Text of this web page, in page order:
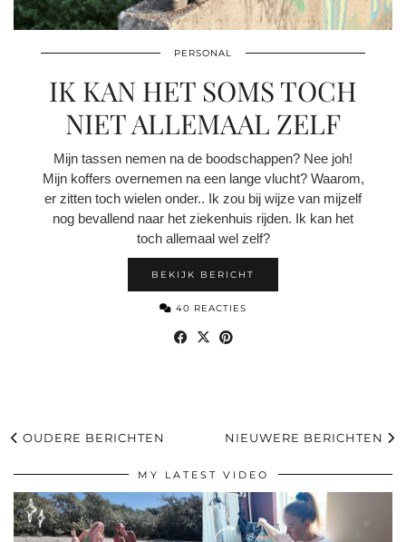
PERSONAL
IK KAN HET SOMS TOCH
NIET ALLEMAAL ZELF
Mijn tassen nemen na de boodschappen? Nee joh!
Mijn koffers overnemen na een lange vlucht? Waarom,
er zitten toch wielen onder.. Ik zou bij wijze van mijzelf
nog bevallend naar het ziekenhuis rijden. Ik kan het
toch allemaal wel zelf?
BEKIJK BERICHT
40 REACTIES
OUDERE BERICHTEN NIEUWERE BERICHTEN
MY LATEST VIDEO